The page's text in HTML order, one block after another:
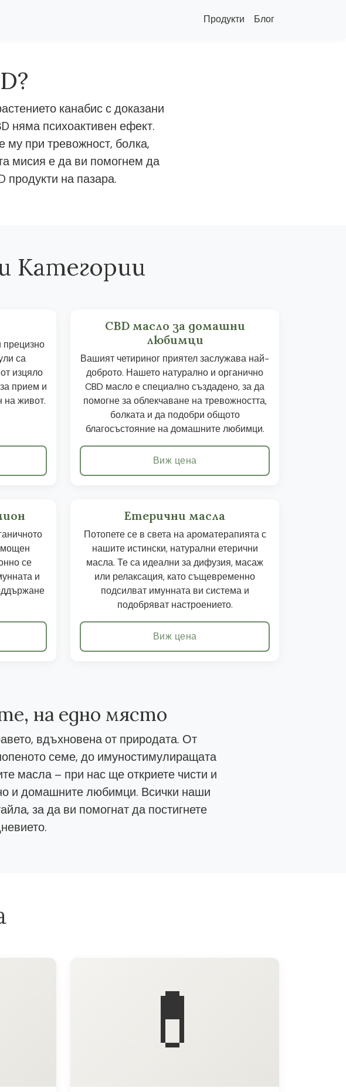
Продукти Блог
канабис с доказани
няма психоактивен ефект.
му при тревожност, болка,
мисия е да ви помогнем да
продукти на пазара.
Категории
прецизно
са
изцяло
прием и
на живот.
CBD масло за домашни
любимци
Вашият четириног приятел заслужава най-
доброто. Нашето натурално и органично
CBD масло е специално създадено, за да
помогне за облекчаване на тревожността,
болката и да подобри общото
благосъстояние на домашните любимци.
Виж цена
мощен
се
и
Етерични масла
Потопете се в света на ароматерапията с
нашите истински, натурални етерични
масла. Те са идеални за дифузия, масаж
или релаксация, като същевременно
подсилват имунната ви система и
подобряват настроението.
Виж цена
на едно място
вдъхновена от природата. От
семе, до имуностимулиращата
масла – при нас ще откриете чисти и
и домашните любимци. Всички наши
за да ви помогнат да постигнете
💊